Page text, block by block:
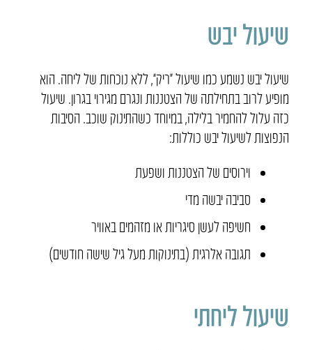
שיעול יבש
שיעול יבש נשמע כמו שיעול “ריק”, ללא נוכחות של ליחה. הוא
מופיע לרוב בתחילתה של הצטננות ונגרם מגירוי בגרון. שיעול
כזה עלול להחמיר בלילה, במיוחד כשהתינוק שוכב. הסיבות
הנפוצות לשיעול יבש כוללות:
וירוסים של הצטננות ושפעת
סביבה יבשה מדי
חשיפה לעשן סיגריות או מזהמים באוויר
תגובה אלרגית (בתינוקות מעל גיל שישה חודשים)
שיעול ליחתי